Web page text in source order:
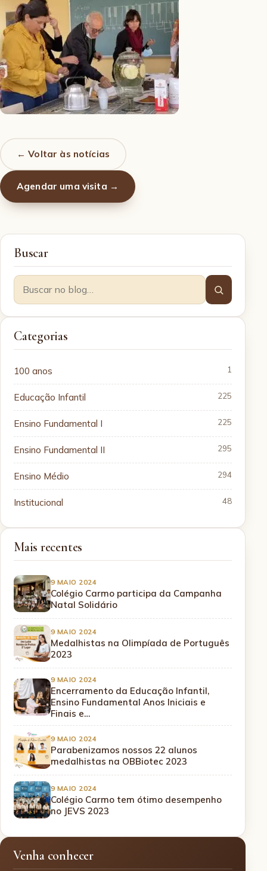
← Voltar às notícias
Agendar uma visita →
Buscar
Categorias
100 anos 1
Educação Infantil 225
Ensino Fundamental I 225
Ensino Fundamental II 295
Ensino Médio 294
Institucional 48
Mais recentes
9 MAIO 2024
Colégio Carmo participa da Campanha
Natal Solidário
9 MAIO 2024
Medalhistas na Olimpíada de Português
2023
9 MAIO 2024
Encerramento da Educação Infantil,
Ensino Fundamental Anos Iniciais e
Finais e…
9 MAIO 2024
Parabenizamos nossos 22 alunos
medalhistas na OBBiotec 2023
9 MAIO 2024
Colégio Carmo tem ótimo desempenho
no JEVS 2023
Venha conhecer